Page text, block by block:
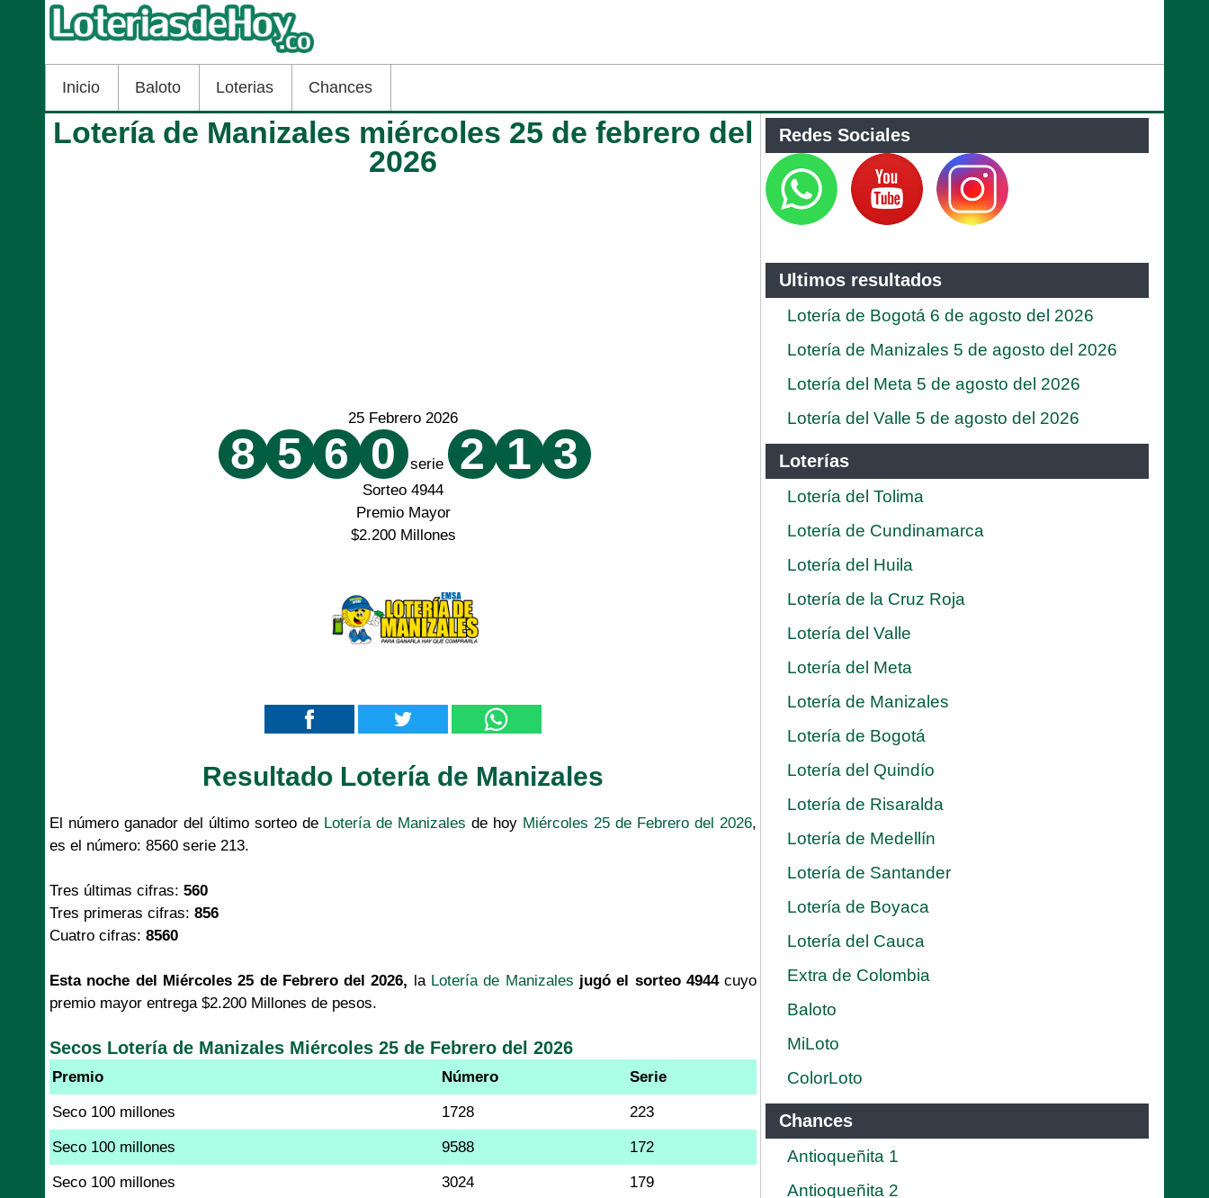
Inicio Baloto Loterias Chances
Lotería de Manizales miércoles 25 de febrero del
2026
25 Febrero 2026
8 5 6 0 serie 2 1 3
Sorteo 4944
Premio Mayor
$2.200 Millones
Resultado Lotería de Manizales
El número ganador del último sorteo de Lotería de Manizales de hoy Miércoles 25 de Febrero del 2026,
es el número: 8560 serie 213.
Tres últimas cifras: 560
Tres primeras cifras: 856
Cuatro cifras: 8560
Esta noche del Miércoles 25 de Febrero del 2026, la Lotería de Manizales jugó el sorteo 4944cuyo
premio mayor entrega $2.200 Millones de pesos.
Secos Lotería de Manizales Miércoles 25 de Febrero del 2026
Premio Número Serie
Seco 100 millones 1728 223
Seco 100 millones 9588 172
Seco 100 millones 3024 179
Redes Sociales
Ultimos resultados
Lotería de Bogotá 6 de agosto del 2026
Lotería de Manizales 5 de agosto del 2026
Lotería del Meta 5 de agosto del 2026
Lotería del Valle 5 de agosto del 2026
Loterías
Lotería del Tolima
Lotería de Cundinamarca
Lotería del Huila
Lotería de la Cruz Roja
Lotería del Valle
Lotería del Meta
Lotería de Manizales
Lotería de Bogotá
Lotería del Quindío
Lotería de Risaralda
Lotería de Medellín
Lotería de Santander
Lotería de Boyaca
Lotería del Cauca
Extra de Colombia
Baloto
MiLoto
ColorLoto
Chances
Antioqueñita 1
Antioqueñita 2